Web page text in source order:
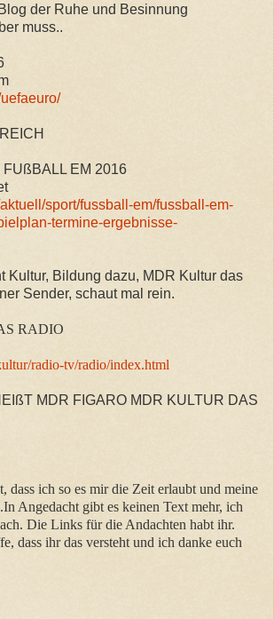
der Ruhe und Besinnung
muss..
EM 2016
sport/fussball-em/fussball-em-
termine-ergebnisse-
Kultur, Bildung dazu, MDR Kultur das
Sender, schaut mal rein.
RADIO
radio-tv/radio/index.html
MDR FIGARO MDR KULTUR DAS
dass ich so es mir die Zeit erlaubt und meine
Angedacht gibt es keinen Text mehr, ich
Die Links für die Andachten habt ihr.
dass ihr das versteht und ich danke euch